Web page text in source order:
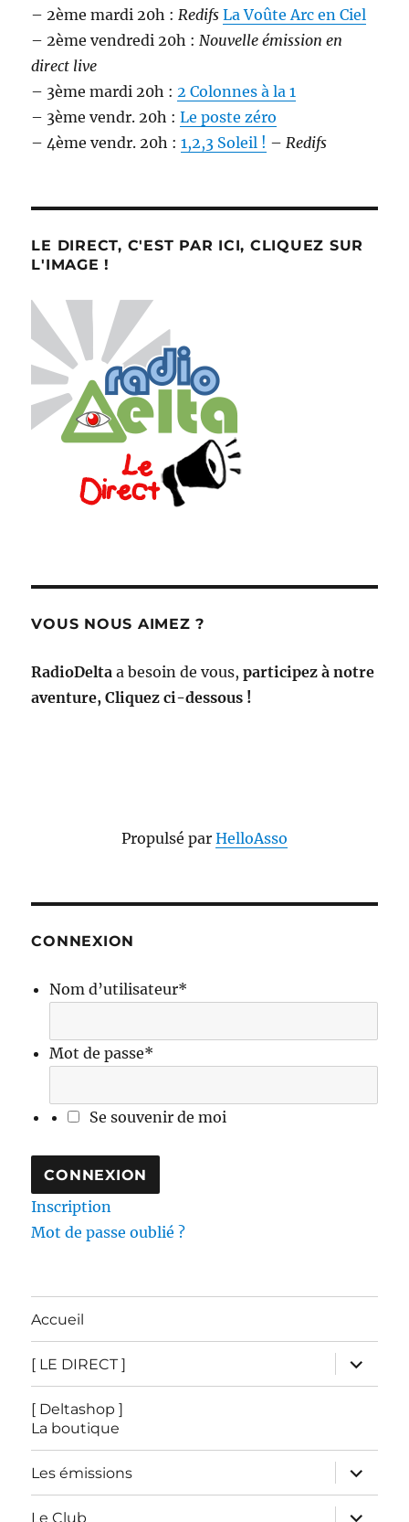
– 2ème mardi 20h :Redifs La Voûte Arc en Ciel
– 2ème vendredi 20h :Nouvelle émission en
direct live
– 3ème mardi 20h :2 Colonnes à la 1
– 3ème vendr. 20h :Le poste zéro
– 4ème vendr. 20h :1,2,3 Soleil ! –Redifs
LE DIRECT, C'EST PAR ICI, CLIQUEZ SUR
L'IMAGE !
VOUS NOUS AIMEZ ?
RadioDelta a besoin de vous,participez à notre
aventure, Cliquez ci-dessous !
Propulsé par HelloAsso
CONNEXION
Nom d’utilisateur*
Mot de passe*
Se souvenir de moi
Inscription
Mot de passe oublié ?
Accueil
[ LE DIRECT ]
ouvrir
le
sous-
[ Deltashop ]
La boutique
Les émissions
ouvrir
le
sous-
menu
Le Club
ouvrir